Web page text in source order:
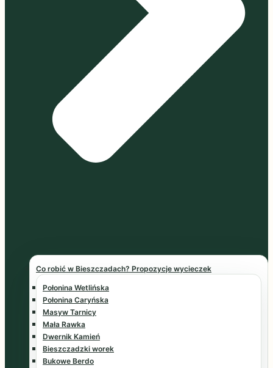
Co robić w Bieszczadach? Propozycje wycieczek
Połonina Wetlińska
Połonina Caryńska
Masyw Tarnicy
Mała Rawka
Dwernik Kamień
Bieszczadzki worek
Bukowe Berdo